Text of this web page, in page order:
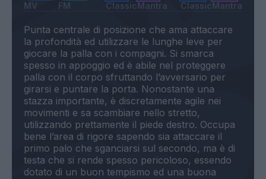
MV FM ClassicMantra ClassicMantra
Punta centrale di posizione che ama attaccare
la profondità ed utilizzare le lunghe leve per
giocare la palla con i compagni. Si smarca
spesso in appoggio ed è abile nel proteggere
palla con il corpo sfruttando l’avversario per
girarsi e puntare la porta. Nonostante una
stazza importante, è discretamente agile nei
movimenti e sa scambiare nello stretto,
utilizzando prettamente il piede destro. Occupa
bene l’area di rigore sapendo sia attaccare il
primo palo che sganciarsi sul secondo, ma è di
testa che si rende spesso pericoloso, essendo
dotato di un buon tempismo ed una buona